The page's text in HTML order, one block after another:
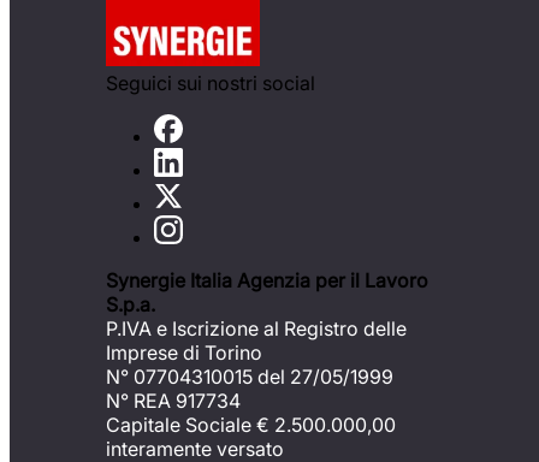
Seguici sui nostri social
Synergie Italia Agenzia per il Lavoro
S.p.a.
P.IVA e Iscrizione al Registro delle
Imprese di Torino
N° 07704310015 del 27/05/1999
N° REA 917734
Capitale Sociale € 2.500.000,00
interamente versato